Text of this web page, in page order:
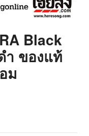
Black
ำ ของแท้
ม